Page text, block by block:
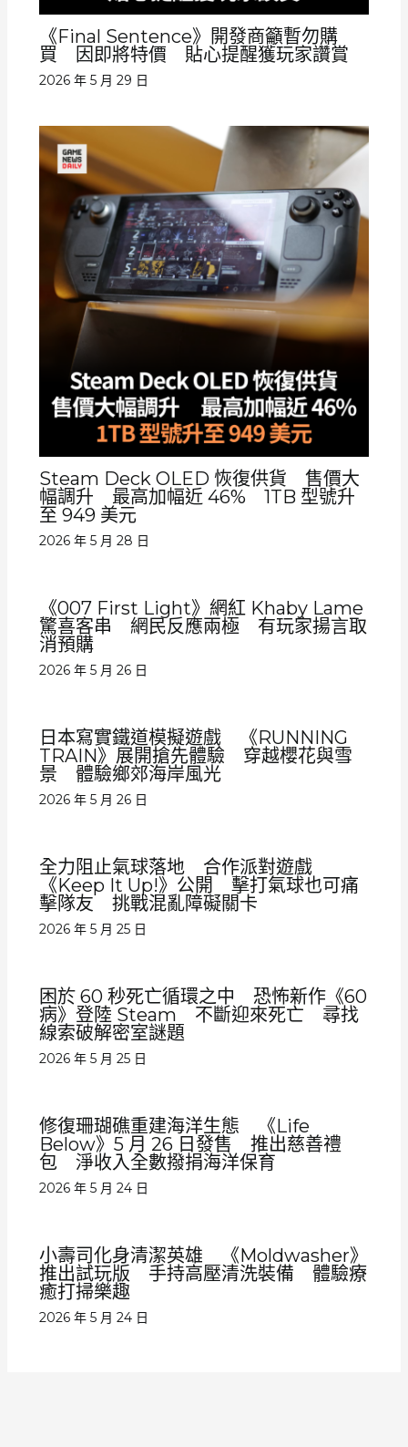
《Final Sentence》開發商籲暫勿購
買 因即將特價 貼心提醒獲玩家讚賞
2026 年 5 月 29 日
Steam Deck OLED 恢復供貨 售價大
幅調升 最高加幅近 46% 1TB 型號升
至 949 美元
2026 年 5 月 28 日
《007 First Light》網紅 Khaby Lame
驚喜客串 網民反應兩極 有玩家揚言取
消預購
2026 年 5 月 26 日
日本寫實鐵道模擬遊戲 《RUNNING
TRAIN》展開搶先體驗 穿越櫻花與雪
景 體驗鄉郊海岸風光
2026 年 5 月 26 日
全力阻止氣球落地 合作派對遊戲
《Keep It Up!》公開 擊打氣球也可痛
擊隊友 挑戰混亂障礙關卡
2026 年 5 月 25 日
困於 60 秒死亡循環之中 恐怖新作《60
病》登陸 Steam 不斷迎來死亡 尋找
線索破解密室謎題
2026 年 5 月 25 日
修復珊瑚礁重建海洋生態 《Life
Below》5 月 26 日發售 推出慈善禮
包 淨收入全數撥捐海洋保育
2026 年 5 月 24 日
小壽司化身清潔英雄 《Moldwasher》
推出試玩版 手持高壓清洗裝備 體驗療
癒打掃樂趣
2026 年 5 月 24 日